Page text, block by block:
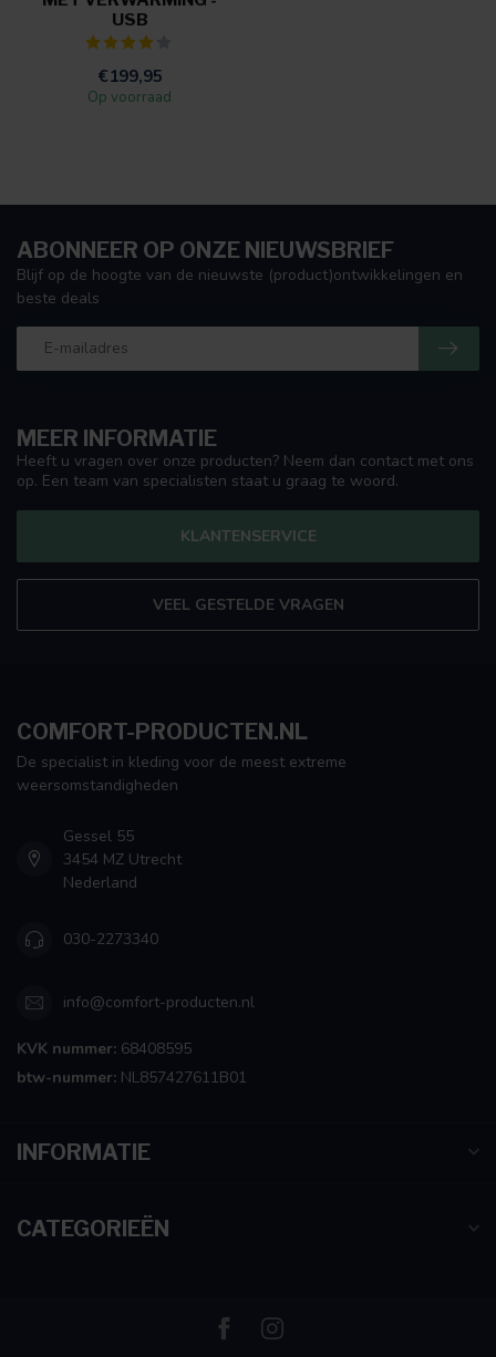
USB
€199,95
Op voorraad
MEER INFORMATIE
Heeft u vragen over onze producten? Neem dan contact met ons
op. Een team van specialisten staat u graag te woord.
KLANTENSERVICE
VEEL GESTELDE VRAGEN
ABONNEER OP ONZE NIEUWSBRIEF
Blijf op de hoogte van de nieuwste (product)ontwikkelingen en
beste deals
COMFORT-PRODUCTEN.NL
De specialist in kleding voor de meest extreme
weersomstandigheden
Gessel 55
3454 MZ Utrecht
Nederland
030-2273340
info@comfort-producten.nl
KVK nummer: 68408595
btw-nummer: NL857427611B01
INFORMATIE
CATEGORIEËN